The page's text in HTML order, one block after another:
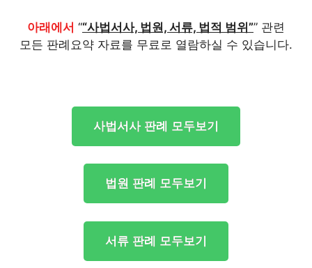
아래에서 ““사법서사, 법원, 서류, 법적 범위”” 관련
모든 판례요약 자료를 무료로 열람하실 수 있습니다.
사법서사 판례 모두보기
법원 판례 모두보기
서류 판례 모두보기